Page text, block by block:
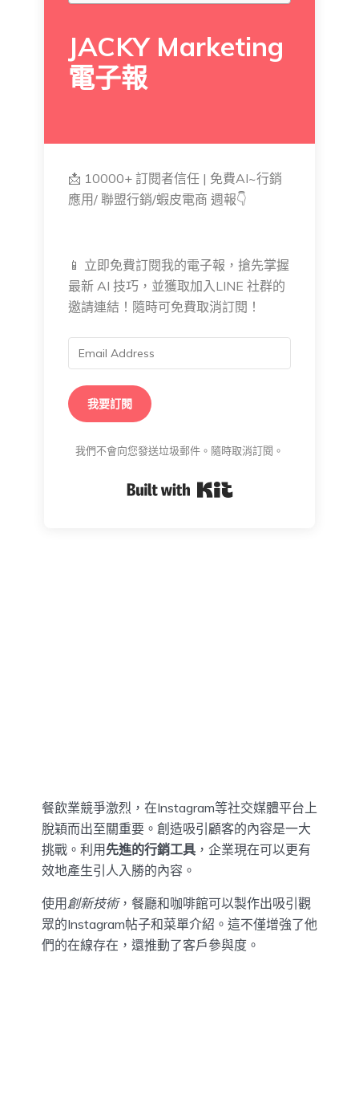
JACKY Marketing
電子報
📩 10000+ 訂閱者信任 | 免費AI~行銷
應用/ 聯盟行銷/蝦皮電商 週報👇
📱 立即免費訂閱我的電子報，搶先掌握
最新 AI 技巧，並獲取加入LINE 社群的
邀請連結！隨時可免費取消訂閱！
我要訂閱
我們不會向您發送垃圾郵件。隨時取消訂閱。
餐飲業競爭激烈，在Instagram等社交媒體平台上
脫穎而出至關重要。創造吸引顧客的內容是一大
挑戰。利用 先進的行銷工具 ，企業現在可以更有
效地產生引人入勝的內容。
使用 創新技術，餐廳和咖啡館可以製作出吸引觀
眾的Instagram帖子和菜單介紹。這不僅增強了他
們的在線存在，還推動了客戶參與度。